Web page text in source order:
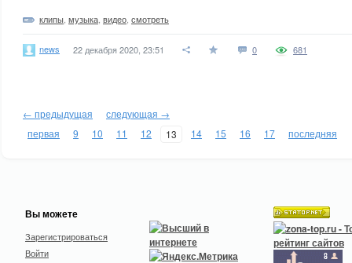
клипы музыка видео смотреть
news 22 декабря 2020, 23:51 0 681
← предыдущая
следующая →
первая
9 10 11 12 13 14 15 16 17 последняя
Вы можете
Зарегистрироваться
Войти